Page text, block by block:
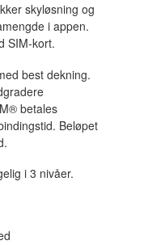
skyløsning og
i appen.
SIM-kort.
best dekning.
betales
Beløpet
i 3 nivåer.